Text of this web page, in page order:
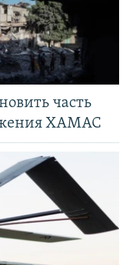
часть
ХАМАС